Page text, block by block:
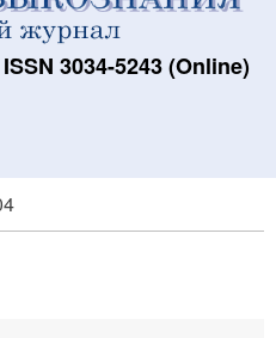
3034-5243 (Online)